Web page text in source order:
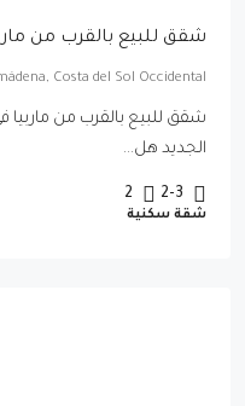
شقق للبيع بالقرب من
Costa del Sol Occidental
شقق للبيع بالقرب من ماربيا
الجديد هل...
2-3
2
شقة سكنية